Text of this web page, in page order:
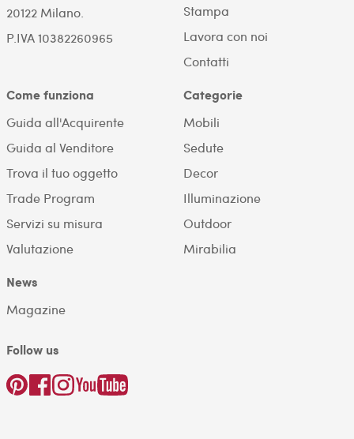
20122 Milano.
P.IVA 10382260965
Stampa
Lavora con noi
Contatti
Come funziona
Guida all'Acquirente
Guida al Venditore
Trova il tuo oggetto
Trade Program
Servizi su misura
Valutazione
Categorie
Mobili
Sedute
Decor
Illuminazione
Outdoor
Mirabilia
News
Magazine
Follow us